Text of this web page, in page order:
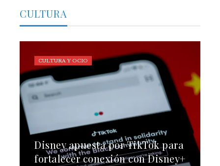
CULTURA
Disney apuesta por TikTok para
fortalecer conexión con Disney+
CULTURA Y OCIO